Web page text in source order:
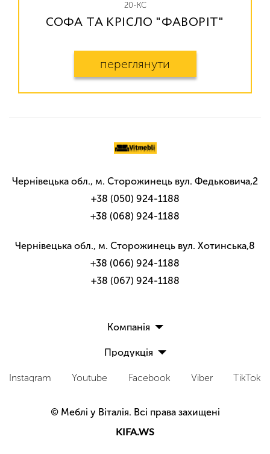
20-КС
СОФА ТА КРІСЛО "ФАВОРІТ"
переглянути
Чернівецька обл., м. Сторожинець вул. Федьковича,2
+38 (050) 924-1188
+38 (068) 924-1188
Чернівецька обл., м. Сторожинець вул. Хотинська,8
+38 (066) 924-1188
+38 (067) 924-1188
Компанія
Про компанію
Каталог
Продукція
Банкетки
Стелажі
Вироби з натурального дерева
Instagram Youtube Facebook Viber TikTok
© Меблі у Віталія. Всі права захищені
KIFA.WS